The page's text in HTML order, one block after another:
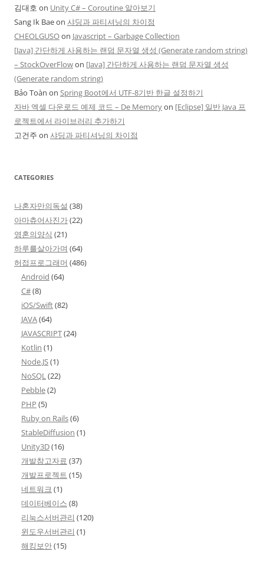
김대호 on Unity C# – Coroutine 알아보기
Sang Ik Baeon 샤딩과 파티셔닝의 차이점
CHEOLGUSOon Javascript – Garbage Collection
[Java] 간단하게 사용하는 랜덤 문자열 생성 (Generate random string)
– StockOverFlowon [Java] 간단하게 사용하는 랜덤 문자열 생성
(Generate random string)
Bảo Toàn on Spring Boot에서 UTF-8기반 한글 설정하기
자바 엑셀 다운로드 예제 코드 – De Memoryon [Eclipse] 일반 Java 프
로젝트에서 라이브러리 추가하기
고건주 on 샤딩과 파티셔닝의 차이점
CATEGORIES
나혼자만의독설 (38)
아마츄어사진가(22)
영혼의양식 (21)
하루를살아가며 (64)
허접프로그래머 (486)
Android (64)
C#(8)
iOS/Swift(82)
JAVA(64)
JAVASCRIPT(24)
Kotlin (1)
Node.JS(1)
NoSQL(22)
Pebble(2)
PHP (5)
Ruby on Rails(6)
StableDiffusion (1)
Unity3D(16)
개발참고자료 (37)
개발프로젝트 (15)
네트워크 (1)
데이터베이스 (8)
리눅스서버관리 (120)
윈도우서버관리 (1)
해킹보안(15)